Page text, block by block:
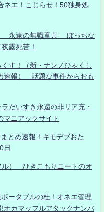
ネエ！こじらせ！50独身処
永遠の無職童貞- ぼっちな
露死苦！
す！（新・ナンノひゃくし
速報） 話題な事件からおも
だいすき永遠の非リア充・
マニアックサイト
とめ速報！キモデブおた
日
ル） ひきこもりニートのオ
ータブルの杜！オネエ管理
オカマッフルアタックナンバ